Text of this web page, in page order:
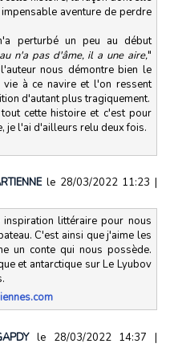
aventure de perdre
perturbé un peu au début
n'a pas d'âme, il a une aire,"
nous démontre bien le
vie à ce navire et l'on ressent
d'autant plus tragiquement.
cette histoire et c'est pour
je l'ai d'ailleurs relu deux fois.
le 28/03/2022 11:23 |
littéraire pour nous
C'est ainsi que j'aime les
un conte qui nous possède.
et antarctique sur Le Lyubov
le 28/03/2022 14:37 |